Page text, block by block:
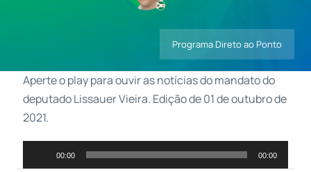
Contatos
Programa Direto ao Ponto
Aperte o play para ouvir as notícias do mandato do
deputado Lissauer Vieira. Edição de 01 de outubro de
2021.
Tocador
de
00:00 00:00